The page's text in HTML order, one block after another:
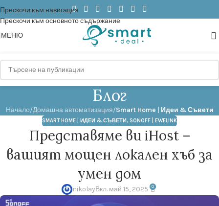
Прескочи към навигация
Прескочи към основното съдържание
МЕНЮ
Блог
Начало/Домашна автоматизация/Smart Home | Идеи & Съвети
SMART HOME | ИДЕИ & СЪВЕТИ, SONOFF | EWELINK
Представяме ви iHost –
вашият мощен локален хъб за
умен дом
nikolayВкл. май 15, 2025 0